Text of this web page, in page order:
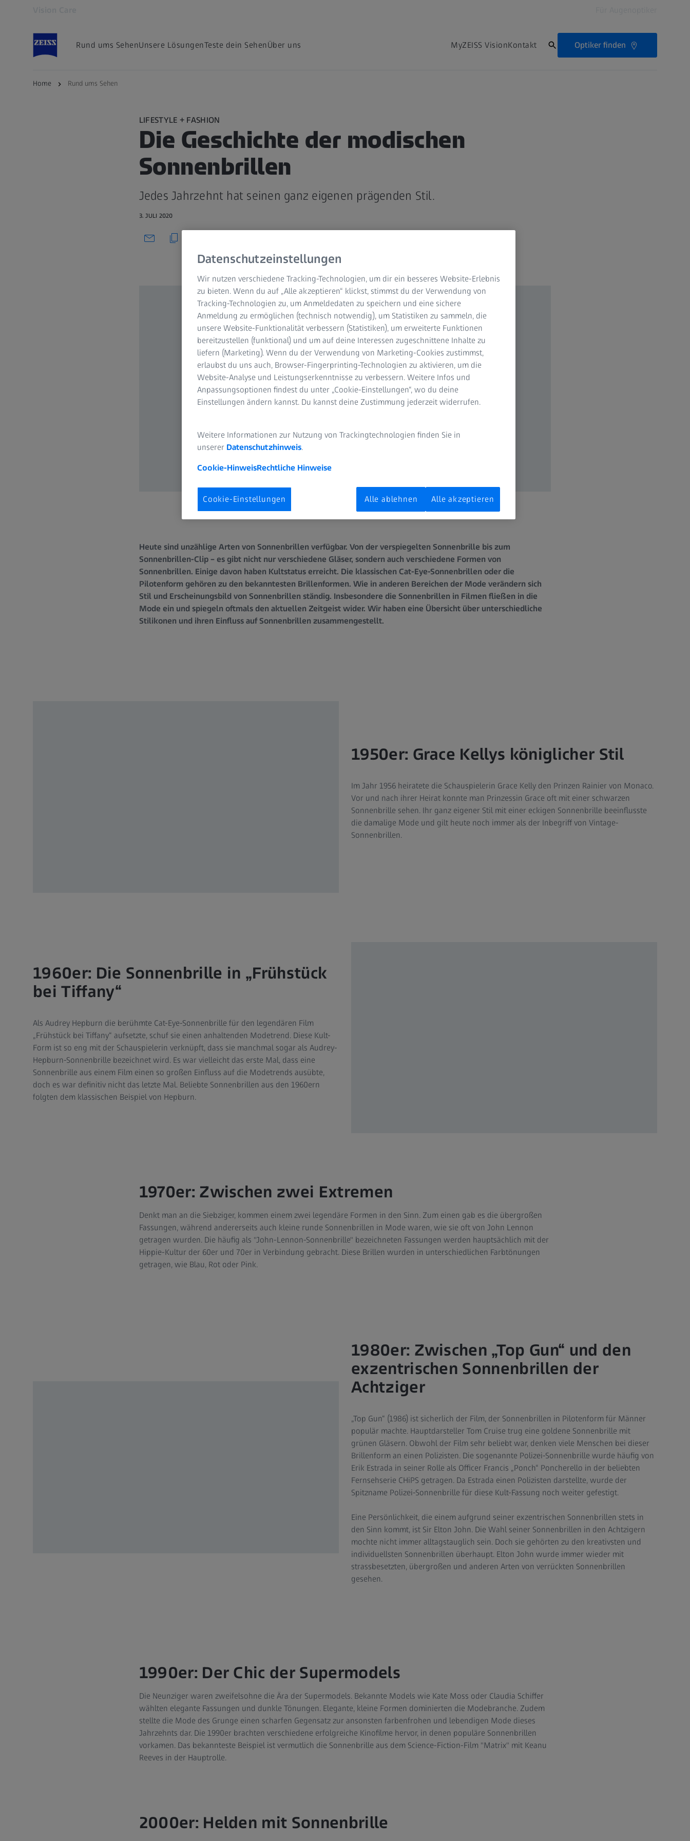
Rund ums SehenUnsere LösungenTeste dein SehenÜber uns MyZEISS VisionKontakt Optiker finden
Home Rund ums Sehen
LIFESTYLE + FASHION
Die Geschichte der modischen
Sonnenbrillen
Jedes Jahrzehnt hat seinen ganz eigenen prägenden Stil.
3. JULI 2020
Heute sind unzählige Arten von Sonnenbrillen verfügbar. Von der verspiegelten Sonnenbrille bis zum
Sonnenbrillen-Clip – es gibt nicht nur verschiedene Gläser, sondern auch verschiedene Formen von
Sonnenbrillen. Einige davon haben Kultstatus erreicht. Die klassischen Cat-Eye-Sonnenbrillen oder die
Pilotenform gehören zu den bekanntesten Brillenformen. Wie in anderen Bereichen der Mode verändern sich
Stil und Erscheinungsbild von Sonnenbrillen ständig. Insbesondere die Sonnenbrillen in Filmen fließen in die
Mode ein und spiegeln oftmals den aktuellen Zeitgeist wider. Wir haben eine Übersicht über unterschiedliche
Stilikonen und ihren Einfluss auf Sonnenbrillen zusammengestellt.
1950er: Grace Kellys königlicher Stil
Im Jahr 1956 heiratete die Schauspielerin Grace Kelly den Prinzen Rainier von Monaco.
Vor und nach ihrer Heirat konnte man Prinzessin Grace oft mit einer schwarzen
Sonnenbrille sehen. Ihr ganz eigener Stil mit einer eckigen Sonnenbrille beeinflusste
die damalige Mode und gilt heute noch immer als der Inbegriff von Vintage-
Sonnenbrillen.
1960er: Die Sonnenbrille in „Frühstück
bei Tiffany“
Als Audrey Hepburn die berühmte Cat-Eye-Sonnenbrille für den legendären Film
„Frühstück bei Tiffany“ aufsetzte, schuf sie einen anhaltenden Modetrend. Diese Kult-
Form ist so eng mit der Schauspielerin verknüpft, dass sie manchmal sogar als Audrey-
Hepburn-Sonnenbrille bezeichnet wird. Es war vielleicht das erste Mal, dass eine
Sonnenbrille aus einem Film einen so großen Einfluss auf die Modetrends ausübte,
doch es war definitiv nicht das letzte Mal. Beliebte Sonnenbrillen aus den 1960ern
folgten dem klassischen Beispiel von Hepburn.
1970er: Zwischen zwei Extremen
Denkt man an die Siebziger, kommen einem zwei legendäre Formen in den Sinn. Zum einen gab es die übergroßen
Fassungen, während andererseits auch kleine runde Sonnenbrillen in Mode waren, wie sie oft von John Lennon
getragen wurden. Die häufig als "John-Lennon-Sonnenbrille" bezeichneten Fassungen werden hauptsächlich mit der
Hippie-Kultur der 60er und 70er in Verbindung gebracht. Diese Brillen wurden in unterschiedlichen Farbtönungen
getragen, wie Blau, Rot oder Pink.
1980er: Zwischen „Top Gun“ und den
exzentrischen Sonnenbrillen der
Achtziger
„Top Gun“ (1986) ist sicherlich der Film, der Sonnenbrillen in Pilotenform für Männer
populär machte. Hauptdarsteller Tom Cruise trug eine goldene Sonnenbrille mit
grünen Gläsern. Obwohl der Film sehr beliebt war, denken viele Menschen bei dieser
Brillenform an einen Polizisten. Die sogenannte Polizei-Sonnenbrille wurde häufig von
Erik Estrada in seiner Rolle als Officer Francis „Ponch“ Poncherello in der beliebten
Fernsehserie CHiPS getragen. Da Estrada einen Polizisten darstellte, wurde der
Spitzname Polizei-Sonnenbrille für diese Kult-Fassung noch weiter gefestigt.
Eine Persönlichkeit, die einem aufgrund seiner exzentrischen Sonnenbrillen stets in
den Sinn kommt, ist Sir Elton John. Die Wahl seiner Sonnenbrillen in den Achtzigern
mochte nicht immer alltagstauglich sein. Doch sie gehörten zu den kreativsten und
individuellsten Sonnenbrillen überhaupt. Elton John wurde immer wieder mit
strassbesetzten, übergroßen und anderen Arten von verrückten Sonnenbrillen
gesehen.
1990er: Der Chic der Supermodels
Die Neunziger waren zweifelsohne die Ära der Supermodels. Bekannte Models wie Kate Moss oder Claudia Schiffer
wählten elegante Fassungen und dunkle Tönungen. Elegante, kleine Formen dominierten die Modebranche. Zudem
stellte die Mode des Grunge einen scharfen Gegensatz zur ansonsten farbenfrohen und lebendigen Mode dieses
Jahrzehnts dar. Die 1990er brachten verschiedene erfolgreiche Kinofilme hervor, in denen populäre Sonnenbrillen
vorkamen. Das bekannteste Beispiel ist vermutlich die Sonnenbrille aus dem Science-Fiction-Film "Matrix" mit Keanu
Reeves in der Hauptrolle.
2000er: Helden mit Sonnenbrille
Datenschutzeinstellungen
Wir nutzen verschiedene Tracking-Technologien, um dir ein besseres Website-Erlebnis
zu bieten. Wenn du auf „Alle akzeptieren“ klickst, stimmst du der Verwendung von
Tracking-Technologien zu, um Anmeldedaten zu speichern und eine sichere
Anmeldung zu ermöglichen (technisch notwendig), um Statistiken zu sammeln, die
unsere Website-Funktionalität verbessern (Statistiken), um erweiterte Funktionen
bereitzustellen (funktional) und um auf deine Interessen zugeschnittene Inhalte zu
liefern (Marketing). Wenn du der Verwendung von Marketing-Cookies zustimmst,
erlaubst du uns auch, Browser-Fingerprinting-Technologien zu aktivieren, um die
Website-Analyse und Leistungserkenntnisse zu verbessern. Weitere Infos und
Anpassungsoptionen findest du unter „Cookie-Einstellungen“, wo du deine
Einstellungen ändern kannst. Du kannst deine Zustimmung jederzeit widerrufen.
Weitere Informationen zur Nutzung von Trackingtechnologien finden Sie in
unserer Datenschutzhinweis.
Cookie-HinweisRechtliche Hinweise
Cookie-Einstellungen Alle ablehnen Alle akzeptieren